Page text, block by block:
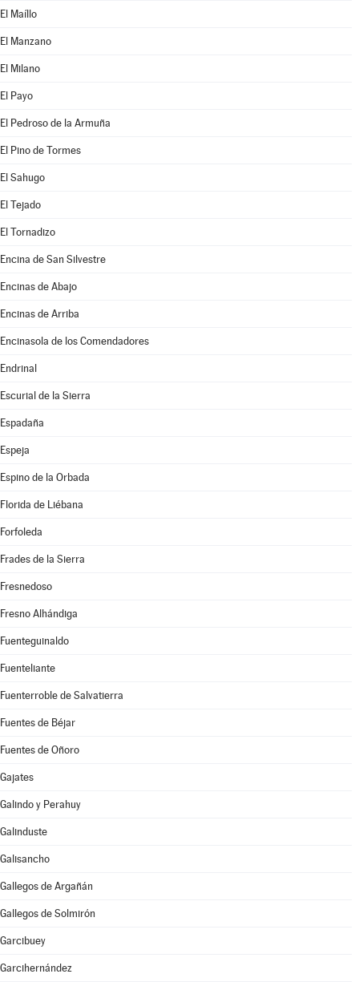
El Maíllo
El Manzano
El Milano
El Payo
El Pedroso de la Armuña
El Pino de Tormes
El Sahugo
El Tejado
El Tornadizo
Encina de San Silvestre
Encinas de Abajo
Encinas de Arriba
Encinasola de los Comendadores
Endrinal
Escurial de la Sierra
Espadaña
Espeja
Espino de la Orbada
Florida de Liébana
Forfoleda
Frades de la Sierra
Fresnedoso
Fresno Alhándiga
Fuenteguinaldo
Fuenteliante
Fuenterroble de Salvatierra
Fuentes de Béjar
Fuentes de Oñoro
Gajates
Galindo y Perahuy
Galinduste
Galisancho
Gallegos de Argañán
Gallegos de Solmirón
Garcibuey
Garcihernández